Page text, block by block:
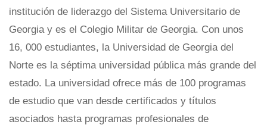
institución de liderazgo del Sistema Universitario de
Georgia y es el Colegio Militar de Georgia. Con unos
16, 000 estudiantes, la Universidad de Georgia del
Norte es la séptima universidad pública más grande del
estado. La universidad ofrece más de 100 programas
de estudio que van desde certificados y títulos
asociados hasta programas profesionales de